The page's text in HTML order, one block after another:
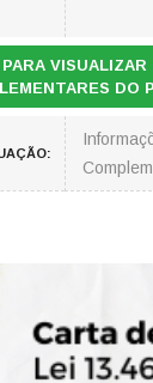
VISUALIZAR
DO